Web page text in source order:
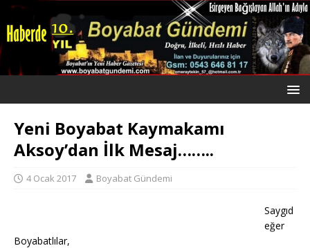
Yeni Boyabat Kaymakamı
Aksoy’dan İlk Mesaj……..
4 Ocak 2017 Boyabat Gündemi
Saygıd
eğer
Boyabatlılar,